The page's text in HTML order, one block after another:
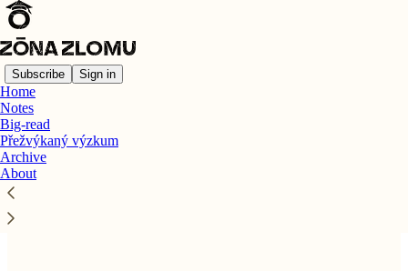
Subscribe Sign in
Home
Notes
Big-read
Přežvýkaný výzkum
Archive
About
Read distraction-free on Substack
Přežvýkaný výzkum